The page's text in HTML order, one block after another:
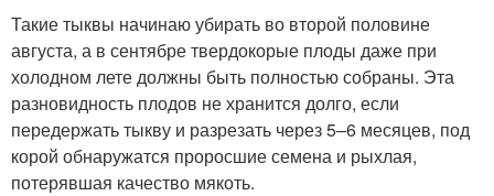
Такие тыквы начинаю убирать во второй половине
августа, а в сентябре твердокорые плоды даже при
холодном лете должны быть полностью собраны. Эта
разновидность плодов не хранится долго, если
передержать тыкву и разрезать через 5–6 месяцев, под
корой обнаружатся проросшие семена и рыхлая,
потерявшая качество мякоть.